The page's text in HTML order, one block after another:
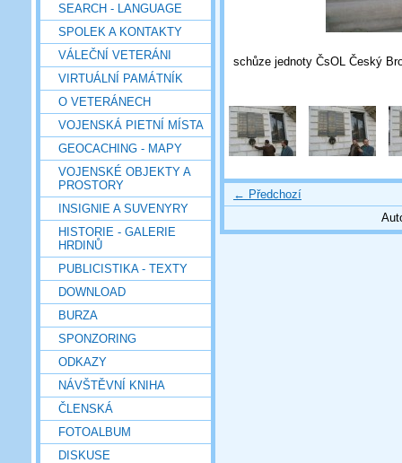
SEARCH - LANGUAGE
SPOLEK A KONTAKTY
VÁLEČNÍ VETERÁNI
VIRTUÁLNÍ PAMÁTNÍK
O VETERÁNECH
VOJENSKÁ PIETNÍ MÍSTA
GEOCACHING - MAPY
VOJENSKÉ OBJEKTY A
PROSTORY
INSIGNIE A SUVENYRY
HISTORIE - GALERIE
HRDINŮ
PUBLICISTIKA - TEXTY
DOWNLOAD
BURZA
SPONZORING
ODKAZY
NÁVŠTĚVNÍ KNIHA
ČLENSKÁ
FOTOALBUM
DISKUSE
schůze jednoty ČsOL Český
← Předchozí